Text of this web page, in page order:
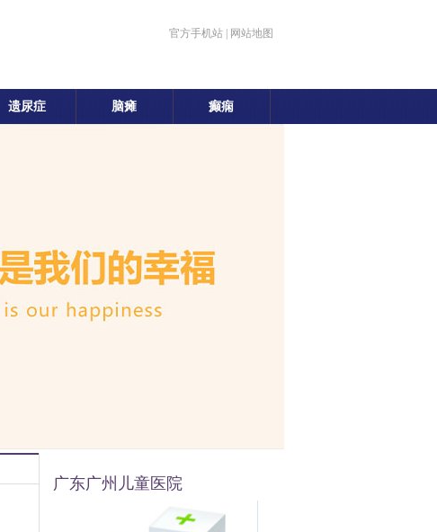
官方手机站 网站地图
遗尿症 脑瘫 癫痫
广东广州儿童医院